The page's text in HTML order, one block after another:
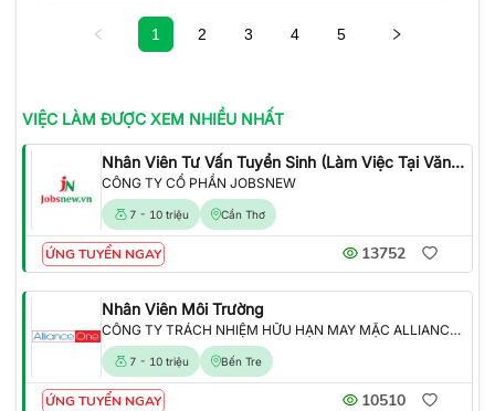
1 2 3 4 5
VIỆC LÀM ĐƯỢC XEM NHIỀU NHẤT
Nhân Viên Tư Vấn Tuyển Sinh (Làm Việc Tại Văn Phòng)
CÔNG TY CỔ PHẦN JOBSNEW
7 - 10 triệu Cần Thơ
ỨNG TUYỂN NGAY 13752
Nhân Viên Môi Trường
CÔNG TY TRÁCH NHIỆM HỮU HẠN MAY MẶC ALLIANCE ONE
7 - 10 triệu Bến Tre
ỨNG TUYỂN NGAY 10510